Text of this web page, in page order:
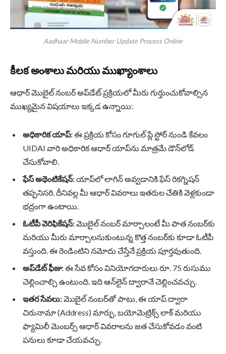
Aadhaar Mobile Number Update Process Online
కీలక అంశాలు మరియు ముఖ్యాంశాలు
ఆధార్ మొబైల్ నంబర్ అప్‌డేట్ ప్రక్రియలో మీరు గుర్తుంచుకోవాల్సిన
ముఖ్యమైన విషయాలు ఇక్కడ ఉన్నాయి:
అధికారిక యాప్:ఈ ప్రక్రియ కోసం గూగుల్ ప్లే స్టోర్ నుండి కేవలం
UIDAI వారి అధికారిక ఆధార్ యాప్‌ను మాత్రమే డౌన్‌లోడ్
చేసుకోవాలి.
ఫేస్ అథెంటికేషన్:యాప్‌లో లాగిన్ అవ్వడానికి ఫేస్ రికగ్నిషన్
తప్పనిసరి. దీనివల్ల మీ ఆధార్ వివరాలు ఇతరుల చేతికి వెళ్లకుండా
భద్రంగా ఉంటాయి.
ఓటీపీ వెరిఫికేషన్:మొబైల్ నంబర్ మార్చాలంటే మీ పాత నంబర్‌కు
మరియు మీరు మార్చాలనుకుంటున్న కొత్త నంబర్‌కు కూడా ఓటీపీ
వస్తుంది. ఈ రెండింటిని నమోదు చేస్తేనే ప్రక్రియ పూర్తవుతుంది.
అప్‌డేట్ ఫీజు:ఈ సేవ కోసం వినియోగదారులు రూ. 75 రుసుము
చెల్లించాల్సి ఉంటుంది. ఇది ఆన్‌లైన్ ద్వారానే చెల్లించవచ్చు.
ఇతర సేవలు:మొబైల్ నంబర్‌తో పాటు, ఈ యాప్ ద్వారా
చిరునామా (Address) మార్పు, బయోమెట్రిక్స్ లాక్ మరియు
ఫ్యామిలీ మెంబర్స్ ఆధార్ వివరాలను జత చేసుకోవడం వంటి
పనులు కూడా చేయవచ్చు.